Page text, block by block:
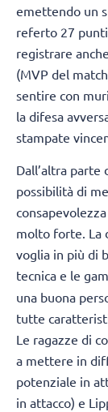
emettendo un
referto 27 punti
registrare
(MVP del
sentire con
la difesa
stampate
Dall’altra
possibilità di
molto forte. La
voglia in più di
tecnica e le
una buona
tutte
Le ragazze di
a mettere in
potenziale in
in attacco) e